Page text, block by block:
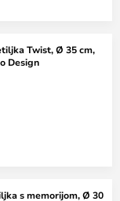
Twist, Ø 35 cm,
Design
s memorijom, Ø 30